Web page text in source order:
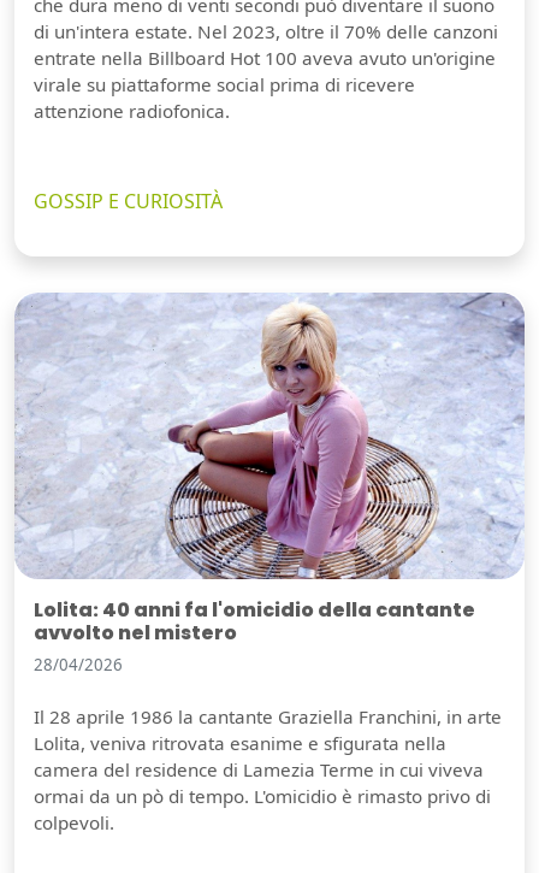
di un'intera estate. Nel 2023, oltre il 70% delle canzoni
entrate nella Billboard Hot 100 aveva avuto un'origine
virale su piattaforme social prima di ricevere
attenzione radiofonica.
GOSSIP E CURIOSITÀ
Lolita: 40 anni fa l'omicidio della cantante
avvolto nel mistero
28/04/2026
Il 28 aprile 1986 la cantante Graziella Franchini, in arte
Lolita, veniva ritrovata esanime e sfigurata nella
camera del residence di Lamezia Terme in cui viveva
ormai da un pò di tempo. L'omicidio è rimasto privo di
colpevoli.